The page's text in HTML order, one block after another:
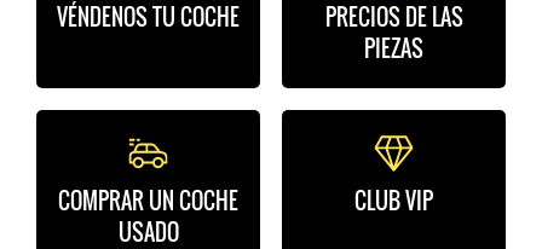
VÉNDENOS TU COCHE
PRECIOS DE LAS
PIEZAS
COMPRAR UN COCHE
USADO
CLUB VIP